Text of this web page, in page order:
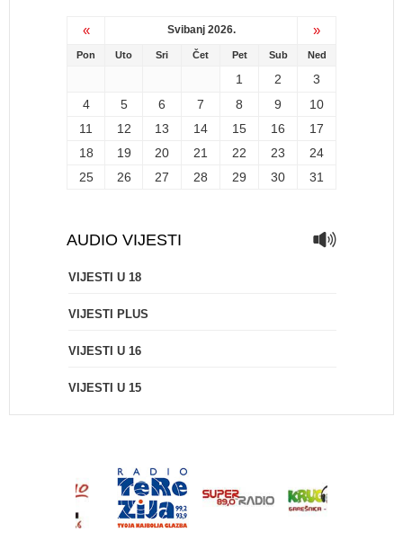
« Svibanj 2026. »
Pon Uto Sri Čet Pet Sub Ned
1 2
3
4
5 6 7 8 9
10
11
12 13 14 15 16
17
18
19 20 21 22 23
24
25
26 27 28 29 30 31
AUDIO VIJESTI
VIJESTI U 18
VIJESTI PLUS
VIJESTI U 16
VIJESTI U 15